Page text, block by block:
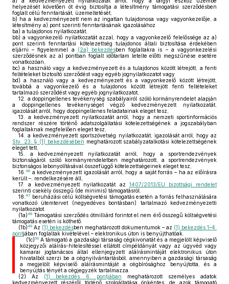
helyezését követően öt évig biztosítja a létesítmény támogatási szerződésben
foglalt célú fenntartását, üzemeltetését,
b) ha a kedvezményezett nem az ingatlan tulajdonosa vagy vagyonkezelője, a
létesítmény a) pont szerinti fenntartásának igazolásához
ba) a tulajdonos nyilatkozatát,
bb) a vagyonkezelő nyilatkozatát azzal, hogy a vagyonkezelő felelőssége az a)
pont szerinti fenntartási kötelezettség tulajdonos általi biztosítása érdekében
eljárni – figyelemmel a (2a) bekezdésben foglaltakra is – a vagyonkezelési
szerződésnek az a) pontban foglalt időtartam letelte előtti megszűnése esetére
vonatkozóan,
bc) a használó vagy a kedvezményezett és a tulajdonos között létrejött, a fenti
feltételeket biztosító szerződést vagy egyéb jognyilatkozatot vagy
bd) a használó vagy a kedvezményezett és a vagyonkezelő között létrejött,
továbbá a vagyonkezelő és a tulajdonos között létrejött fenti feltételeket
tartalmazó szerződést vagy egyéb jognyilatkozatot,
12.
a doppingellenes tevékenység szabályairól szóló kormányrendelet alapján
a doppingellenes tevékenységet végző kedvezményezett nyilatkozatát,
igazolását arról, hogy doppingellenes feladatainak eleget tesz,
13.
a kedvezményezett nyilatkozatát arról, hogy a nemzeti sportinformációs
rendszer részére történő adatszolgáltatási kötelezettségének a jogszabályban
foglaltaknak megfelelően eleget tesz,
14.
a kedvezményezett sportszövetség nyilatkozatát, igazolását arról, hogy az
Stv. 23. § (1) bekezdésében meghatározott szabályzatalkotási kötelezettségének
eleget tett,
15.
a kedvezményezett nyilatkozatát arról, hogy a sportrendezvények
biztonságáról szóló kormányrendeletben meghatározott, a sportrendezvények
biztonságos lebonyolításával összefüggő kötelezettségeinek eleget tesz,
16. 46 a kedvezményezett igazolását arról, hogy a saját forrás – ha az előírásra
került –, rendelkezésére áll,
17.
a kedvezményezett nyilatkozatát az 1407/2013/EU bizottsági rendelet
szerinti csekély összegű (de minimis) támogatásról.
18. 47 beruházási célú költségvetési támogatás esetén a forrás felhasználására
vonatkozó ütemtervet (negyedéves bontásban) tartalmazó kedvezményezetti
nyilatkozatot.
(1a)48 Támogatási szerződés ötmilliárd forintot el nem érő összegű költségvetési
támogatás esetén is köthető.
(1b)49 Az (1) bekezdésben meghatározott dokumentumok – az (1) bekezdés 1–4.
pontjában foglaltak kivételével – elektronikus úton is benyújthatóak.
(1c)50A támogató a gazdasági társaság cégkivonatát és a megjelölt képviselő
közjegyzői aláírás-hitelesítéssel ellátott címpéldányát vagy az ügyvéd vagy
kamarai jogtanácsos által ellenjegyzett aláírásmintáját elektronikus úton
hivatalból szerzi be a cégnyilvántartásból, amennyiben a gazdasági társaság
a megjelölt képviselő aláírásmintáját a cégbírósághoz benyújtotta, és a
benyújtás tényét a cégjegyzék tartalmazza.
(2) Az (1) bekezdés 6. pontjában meghatározott személyes adatok
kedvezményezett részéről történő szolgáltatása önkéntes, de azok támogató